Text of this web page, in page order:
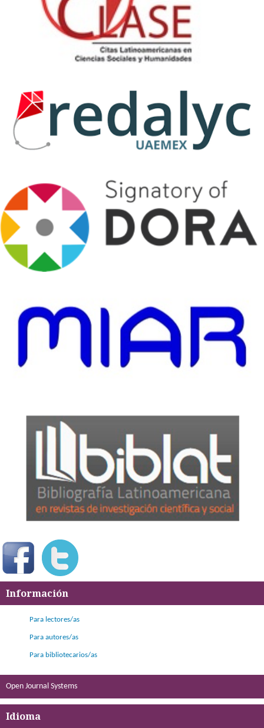
Información
Para lectores/as
Para autores/as
Para bibliotecarios/as
Open Journal Systems
Idioma